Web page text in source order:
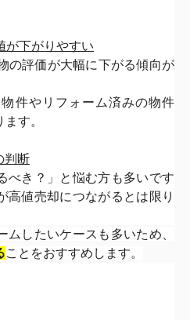
が下がりやすい
の評価が大幅に下がる傾向が
件やリフォーム済みの物件
す。
判断
べき？」と悩む方も多いです
高値売却につながるとは限り
ムしたいケースも多いため、
ことをおすすめします。